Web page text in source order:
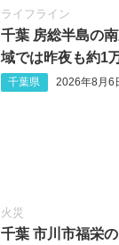
ライフライン
千葉 房総半島の
域では昨夜も約1
千葉県 2026年8月6
火災
千葉 市川市福栄